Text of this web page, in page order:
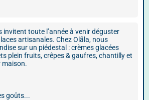
invitent toute l’année à venir déguster
artisanales. Chez Olãla, nous
sur un piédestal : crèmes glacées
plein fruits, crêpes & gaufres, chantilly et
maison.
goûts...